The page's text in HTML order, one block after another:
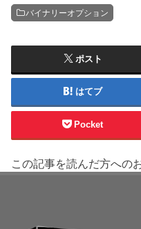
バイナリーオプション
ポスト
はてブ
Pocket
この記事を読んだ方への